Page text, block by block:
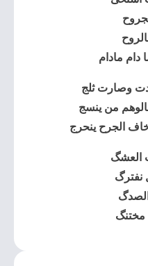
دام مادام
وصارت ثلج
من ينسج
الجرح ينحرج
العشگ
نفترگ
الصدگ
مختنگ